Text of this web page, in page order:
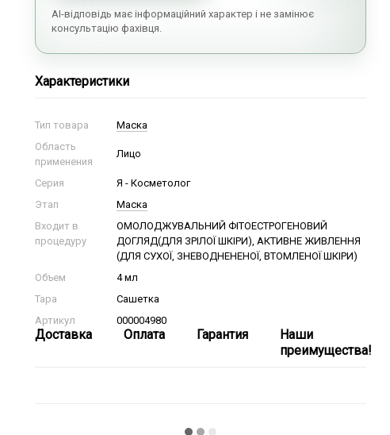
AI-відповідь має інформаційний характер і не замінює
консультацію фахівця.
Характеристики
Тип товара
Маска
Область
применения
Лицо
Серия
Я - Косметолог
Этап
Маска
Входит в
процедуру
ОМОЛОДЖУВАЛЬНИЙ ФІТОЕСТРОГЕНОВИЙ
ДОГЛЯД(ДЛЯ ЗРІЛОЇ ШКІРИ), АКТИВНЕ ЖИВЛЕННЯ
(ДЛЯ СУХОЇ, ЗНЕВОДНЕНЕНОЇ, ВТОМЛЕНОЇ ШКІРИ)
Объем
4 мл
Тара
Сашетка
Артикул
000004980
Доставка Оплата Гарантия
Наши
преимущества!